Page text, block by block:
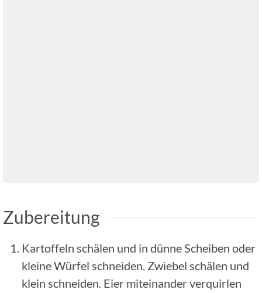
Zubereitung
Kartoffeln schälen und in dünne Scheiben oder
kleine Würfel schneiden. Zwiebel schälen und
klein schneiden. Eier miteinander verquirlen